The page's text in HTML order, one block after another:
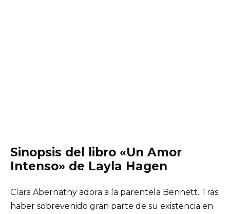
Sinopsis del libro «Un Amor
Intenso» de Layla Hagen
Clara Abernathy adora a la parentela Bennett. Tras
haber sobrevenido gran parte de su existencia en